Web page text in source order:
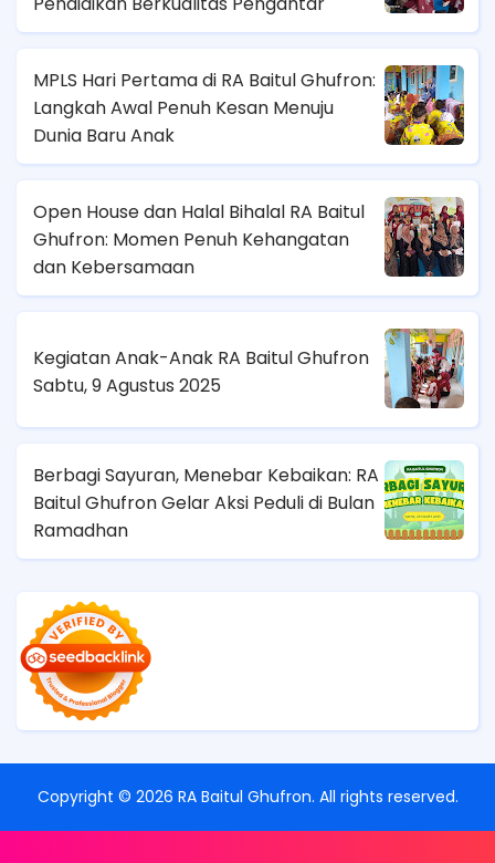
MPLS Hari Pertama di RA Baitul Ghufron:
Langkah Awal Penuh Kesan Menuju
Dunia Baru Anak
Open House dan Halal Bihalal RA Baitul
Ghufron: Momen Penuh Kehangatan
dan Kebersamaan
Kegiatan Anak-Anak RA Baitul Ghufron
Sabtu, 9 Agustus 2025
Berbagi Sayuran, Menebar Kebaikan: RA
Baitul Ghufron Gelar Aksi Peduli di Bulan
Ramadhan
Copyright © 2026 RA Baitul Ghufron. All rights reserved.